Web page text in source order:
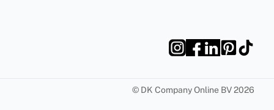
© DK Company Online BV2026